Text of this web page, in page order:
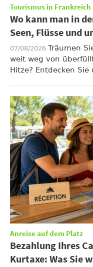
Tourismus in Frankreich
Wo kann man in
Seen, Flüsse und
07/08/2026 Träumen
weit weg von
Hitze? Entdecken
Anreise auf dem Platz
Bezahlung Ihres
Kurtaxe: Was Sie